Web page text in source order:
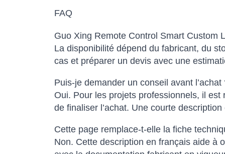
FAQ
Guo Xing Remote Control Smart Custom
La disponibilité dépend du fabricant, du
cas et préparer un devis avec une
Puis-je demander un conseil avant l’achat
Oui. Pour les projets professionnels, il est
de finaliser l’achat. Une courte
Cette page remplace-t-elle la fiche
Non. Cette description en français aide à